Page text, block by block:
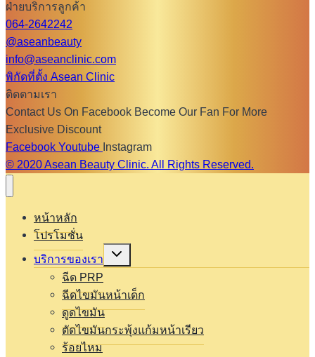
ฝ่ายบริการลูกค้า
064-2642242
@aseanbeauty
info@aseanclinic.com
พิกัดที่ตั้ง Asean Clinic
ติดตามเรา
Contact Us On Facebook Become Our Fan For More
Exclusive Discount
Facebook Youtube Instagram
© 2020 Asean Beauty Clinic. All Rights Reserved.
หน้าหลัก
โปรโมชั่น
บริการของเรา
Expand
menu
ฉีด PRP
ฉีดไขมันหน้าเด็ก
ดูดไขมัน
ตัดไขมันกระพุ้งแก้มหน้าเรียว
ร้อยไหม